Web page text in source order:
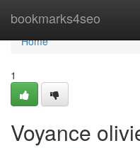
bookmarks4seo
Home
Home
1
Voyance